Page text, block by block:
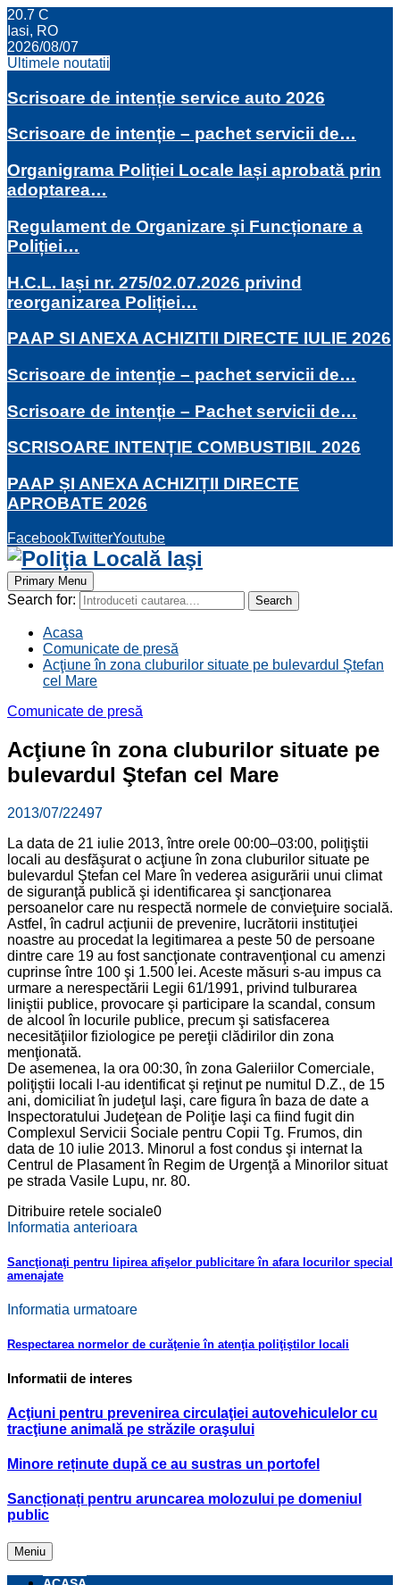
20.7 C
Iasi, RO
2026/08/07
Ultimele noutatii
Scrisoare de intenție service auto 2026
Scrisoare de intenție – pachet servicii de…
Organigrama Poliției Locale Iași aprobată prin
adoptarea…
Regulament de Organizare și Funcționare a
Poliției…
H.C.L. Iași nr. 275/02.07.2026 privind
reorganizarea Poliției…
PAAP SI ANEXA ACHIZITII DIRECTE IULIE 2026
Scrisoare de intenție – pachet servicii de…
Scrisoare de intenție – Pachet servicii de…
SCRISOARE INTENȚIE COMBUSTIBIL 2026
PAAP ȘI ANEXA ACHIZIȚII DIRECTE
APROBATE 2026
FacebookTwitterYoutube
Primary Menu
Search for: Search
Acasa
Comunicate de presă
Acţiune în zona cluburilor situate pe bulevardul Ştefan
cel Mare
Comunicate de presă
Acţiune în zona cluburilor situate pe
bulevardul Ştefan cel Mare
2013/07/22497
La data de 21 iulie 2013, între orele 00:00–03:00, poliţiştii
locali au desfăşurat o acţiune în zona cluburilor situate pe
bulevardul Ştefan cel Mare în vederea asigurării unui climat
de siguranţă publică şi identificarea şi sancţionarea
persoanelor care nu respectă normele de convieţuire socială.
Astfel, în cadrul acţiunii de prevenire, lucrătorii instituţiei
noastre au procedat la legitimarea a peste 50 de persoane
dintre care 19 au fost sancţionate contravenţional cu amenzi
cuprinse între 100 şi 1.500 lei. Aceste măsuri s-au impus ca
urmare a nerespectării Legii 61/1991, privind tulburarea
liniştii publice, provocare şi participare la scandal, consum
de alcool în locurile publice, precum şi satisfacerea
necesităţiilor fiziologice pe pereţii clădirilor din zona
menţionată.
De asemenea, la ora 00:30, în zona Galeriilor Comerciale,
poliţiştii locali l-au identificat şi reţinut pe numitul D.Z., de 15
ani, domiciliat în judeţul Iaşi, care figura în baza de date a
Inspectoratului Judeţean de Poliţie Iaşi ca fiind fugit din
Complexul Servicii Sociale pentru Copii Tg. Frumos, din
data de 10 iulie 2013. Minorul a fost condus şi internat la
Centrul de Plasament în Regim de Urgenţă a Minorilor situat
pe strada Vasile Lupu, nr. 80.
Ditribuire retele sociale0
Informatia anterioara
Sancţionaţi pentru lipirea afişelor publicitare în afara locurilor special
amenajate
Informatia urmatoare
Respectarea normelor de curăţenie în atenţia poliţiştilor locali
Informatii de interes
Acţiuni pentru prevenirea circulaţiei autovehiculelor cu
tracţiune animală pe străzile oraşului
Minore reținute după ce au sustras un portofel
Sancționați pentru aruncarea molozului pe domeniul
public
Meniu